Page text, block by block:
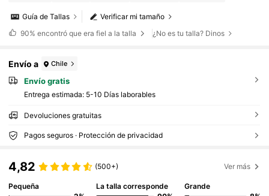
Verificar mi tamaño
Guía de Tallas
90% encontró que era fiel a la talla ¿No es tu talla? Dinos
Envío a Chile
Envío gratis
Entrega estimada: 5-10 Días laborables
Devoluciones gratuitas
Pagos seguros · Protección de privacidad
4,82 (500+) Ver más
Pequeña
La talla corresponde
Grande